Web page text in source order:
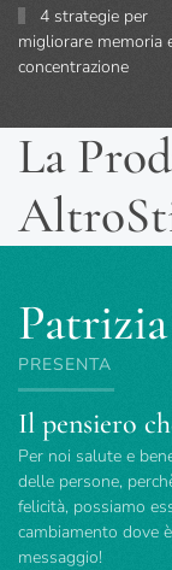
4 strategie per
migliorare memoria
concentrazione
La
PRESENTA
Il pensiero
Per noi salute e
delle persone,
felicità, possiamo
cambiamento dove
messaggio!